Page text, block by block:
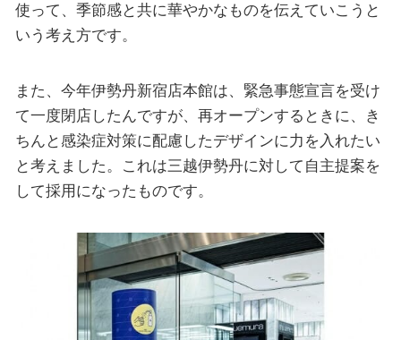
使って、季節感と共に華やかなものを伝えていこうと
いう考え方です。
また、今年伊勢丹新宿店本館は、緊急事態宣言を受け
て一度閉店したんですが、再オープンするときに、き
ちんと感染症対策に配慮したデザインに力を入れたい
と考えました。これは三越伊勢丹に対して自主提案を
して採用になったものです。